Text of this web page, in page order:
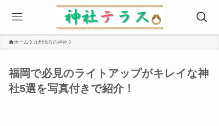
ホーム 九州地方の神社
福岡で必見のライトアップがキレイな神
社5選を写真付きで紹介！